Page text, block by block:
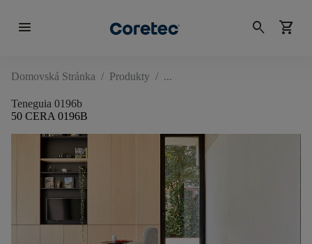
menu search shopping_cart
Domovská Stránka / Produkty /
Teneguia 0196b
50 CERA 0196B